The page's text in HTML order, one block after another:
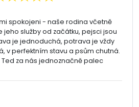
spokojeni - naše rodina včetně
jeho služby od začátku, pejsci jsou
je jednoduchá, potrava je vždy
v perfektním stavu a psům chutná.
za nás jednoznačně palec